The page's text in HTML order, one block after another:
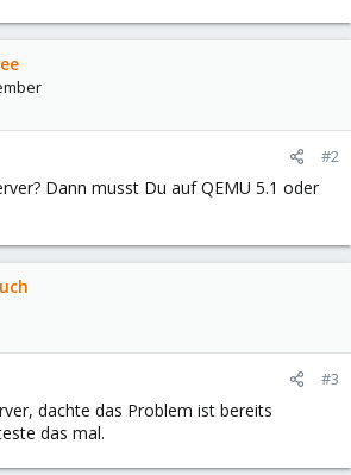
#2
Dann musst Du auf QEMU 5.1 oder
#3
dachte das Problem ist bereits
das mal.